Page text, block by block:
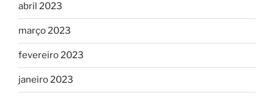
abril 2023
março 2023
fevereiro 2023
janeiro 2023